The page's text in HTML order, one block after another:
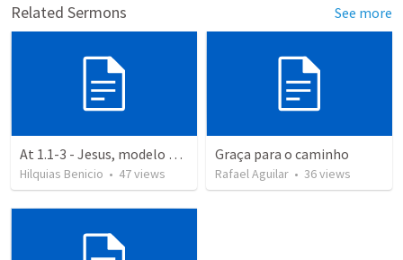
Related Sermons See more
At 1.1-3 - Jesus, modelo de fé
Hilquias Benicio • 47views
Graça para o caminho
Rafael Aguilar • 36views